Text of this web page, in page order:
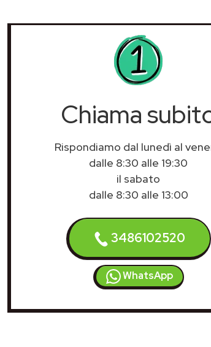
Chiama
Rispondiamo dal lunedì al
dalle 8:30 alle 19:30
il sabato
dalle 8:30 alle 13:00
3486102520
WhatsApp